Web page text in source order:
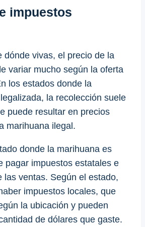
impuestos
dónde vivas, el precio de la
variar mucho según la oferta
los estados donde la
la recolección suele
puede resultar en precios
marihuana ilegal.
donde la marihuana es
pagar impuestos estatales e
las ventas. Según el estado,
impuestos locales, que
la ubicación y pueden
de dólares que gaste.